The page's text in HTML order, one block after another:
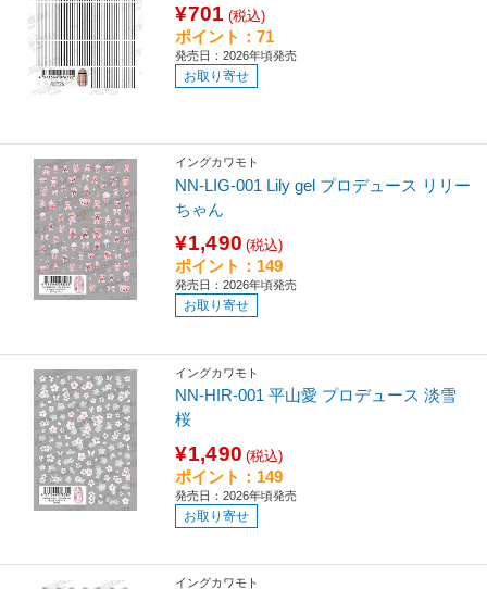
¥701 (税込)
ポイント：71
発売日：2026年頃発売
お取り寄せ
イングカワモト
NN-LIG-001 Lily gel プロデュース リリー
ちゃん
¥1,490 (税込)
ポイント：149
発売日：2026年頃発売
お取り寄せ
イングカワモト
NN-HIR-001 平山愛 プロデュース 淡雪
桜
¥1,490 (税込)
ポイント：149
発売日：2026年頃発売
お取り寄せ
イングカワモト